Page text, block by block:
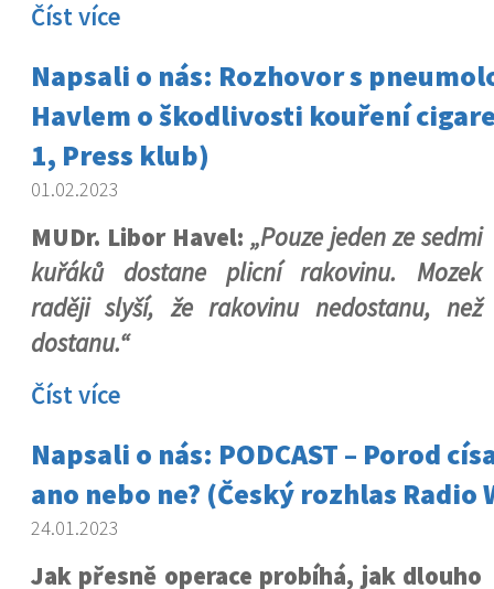
Číst více
Napsali o nás: Rozhovor s
Havlem o škodlivosti kouření
1, Press klub)
01.02.2023
MUDr. Libor Havel: „Pouze jeden ze sedmi
kuřáků dostane plicní rakovinu. Mozek
raději slyší, že rakovinu nedostanu, než
dostanu.“
Číst více
Napsali o nás: PODCAST – Porod
ano nebo ne? (Český rozhlas Radio
24.01.2023
Jak přesně operace probíhá, jak dlouho